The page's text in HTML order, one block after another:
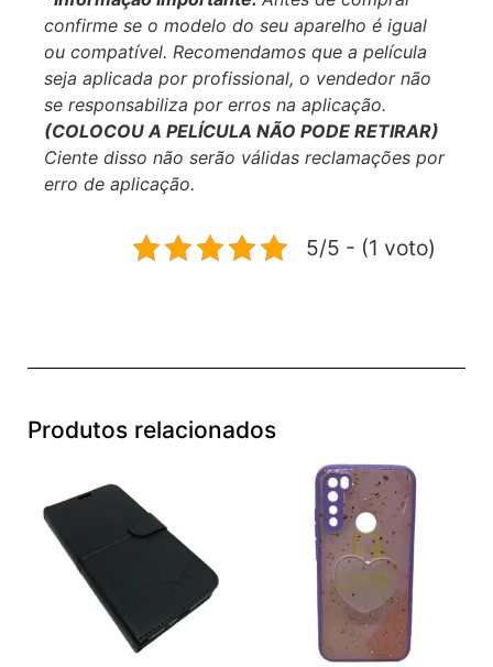
Vidro 3D Privacidade
*Informação Importante:Antes de comprar
confirme se o modelo do seu aparelho é igual
ou compatível. Recomendamos que a película
seja aplicada por profissional, o vendedor não
se responsabiliza por erros na aplicação.
(COLOCOU A PELÍCULA NÃO PODE RETIRAR)
erro de aplicação.
Produtos relacionados